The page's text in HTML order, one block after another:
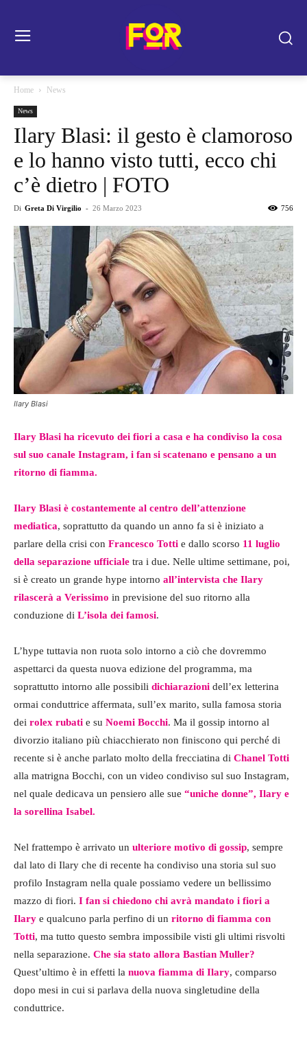
Home News
News
Ilary Blasi: il gesto è clamoroso
e lo hanno visto tutti, ecco chi
c’è dietro | FOTO
Di Greta Di Virgilio - 26 Marzo 2023 756
Ilary Blasi
Ilary Blasi ha ricevuto dei fiori a casa e ha condiviso la cosa
sul suo canale Instagram, i fan si scatenano e pensano a un
ritorno di fiamma.
Ilary Blasi è costantemente al centro dell’attenzione
mediatica, soprattutto da quando un anno fa si è iniziato a
parlare della crisi con Francesco Totti e dallo scorso 11 luglio
della separazione ufficiale tra i due. Nelle ultime settimane, poi,
si è creato un grande hype intorno all’intervista che Ilary
rilascerà a Verissimo in previsione del suo ritorno alla
conduzione di L’isola dei famosi.
L’hype tuttavia non ruota solo intorno a ciò che dovremmo
aspettarci da questa nuova edizione del programma, ma
soprattutto intorno alle possibili dichiarazioni dell’ex letterina
ormai conduttrice affermata, sull’ex marito, sulla famosa storia
dei rolex rubati e su Noemi Bocchi. Ma il gossip intorno al
divorzio italiano più chiacchierato non finiscono qui perché di
recente si è anche parlato molto della frecciatina di Chanel Totti
alla matrigna Bocchi, con un video condiviso sul suo Instagram,
nel quale dedicava un pensiero alle sue “uniche donne”, Ilary e
la sorellina Isabel.
Nel frattempo è arrivato un ulteriore motivo di gossip, sempre
dal lato di Ilary che di recente ha condiviso una storia sul suo
profilo Instagram nella quale possiamo vedere un bellissimo
mazzo di fiori. I fan si chiedono chi avrà mandato i fiori a
Ilary e qualcuno parla perfino di un ritorno di fiamma con
Totti, ma tutto questo sembra impossibile visti gli ultimi risvolti
nella separazione. Che sia stato allora Bastian Muller?
Quest’ultimo è in effetti la nuova fiamma di Ilary, comparso
dopo mesi in cui si parlava della nuova singletudine della
conduttrice.